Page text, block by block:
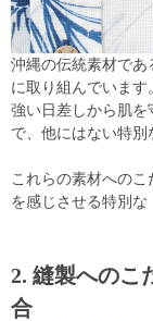
沖縄の伝統素材であ
に取り組んでいま
強い日差しから肌を
で、他にはない特別
これらの素材への
を感じさせる特別な
2. 縫製へのこ
合